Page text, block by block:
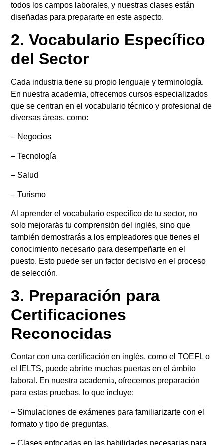
todos los campos laborales, y nuestras clases están
diseñadas para prepararte en este aspecto.
2. Vocabulario Específico
del Sector
Cada industria tiene su propio lenguaje y terminología.
En nuestra academia, ofrecemos cursos especializados
que se centran en el vocabulario técnico y profesional de
diversas áreas, como:
– Negocios
– Tecnología
– Salud
– Turismo
Al aprender el vocabulario específico de tu sector, no
solo mejorarás tu comprensión del inglés, sino que
también demostrarás a los empleadores que tienes el
conocimiento necesario para desempeñarte en el
puesto. Esto puede ser un factor decisivo en el proceso
de selección.
3. Preparación para
Certificaciones
Reconocidas
Contar con una certificación en inglés, como el TOEFL o
el IELTS, puede abrirte muchas puertas en el ámbito
laboral. En nuestra academia, ofrecemos preparación
para estas pruebas, lo que incluye:
– Simulaciones de exámenes para familiarizarte con el
formato y tipo de preguntas.
– Clases enfocadas en las habilidades necesarias para